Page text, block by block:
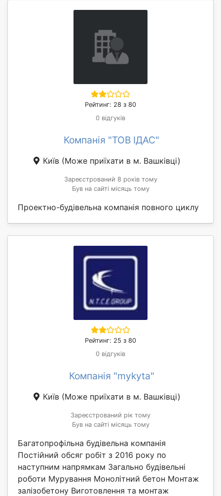
Рейтинг: 28 з 80
0 відгуків
Компанія "ТОВ ІДАС"
Київ (Може приїхати в м. Вашківці)
Зареєстрований 8 років тому
Був на сайті місяць тому
Проектно-будівельна компанія повного циклу
Рейтинг: 25 з 80
0 відгуків
Компанія "mykyta"
Київ (Може приїхати в м. Вашківці)
Зареєстрований рік тому
Був на сайті місяць тому
Багатопрофільна будівельна компанія
Постійний обсяг робіт з 2016 року по
наступним напрямкам Загально будівельні
роботи Мурування Монолітний бетон Монтаж
залізобетону Виготовлення та монтаж